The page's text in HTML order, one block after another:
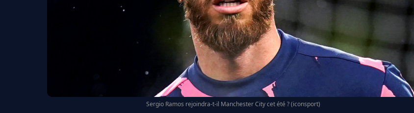
Sergio Ramos rejoindra-t-il Manchester City cet été ? (iconsport)